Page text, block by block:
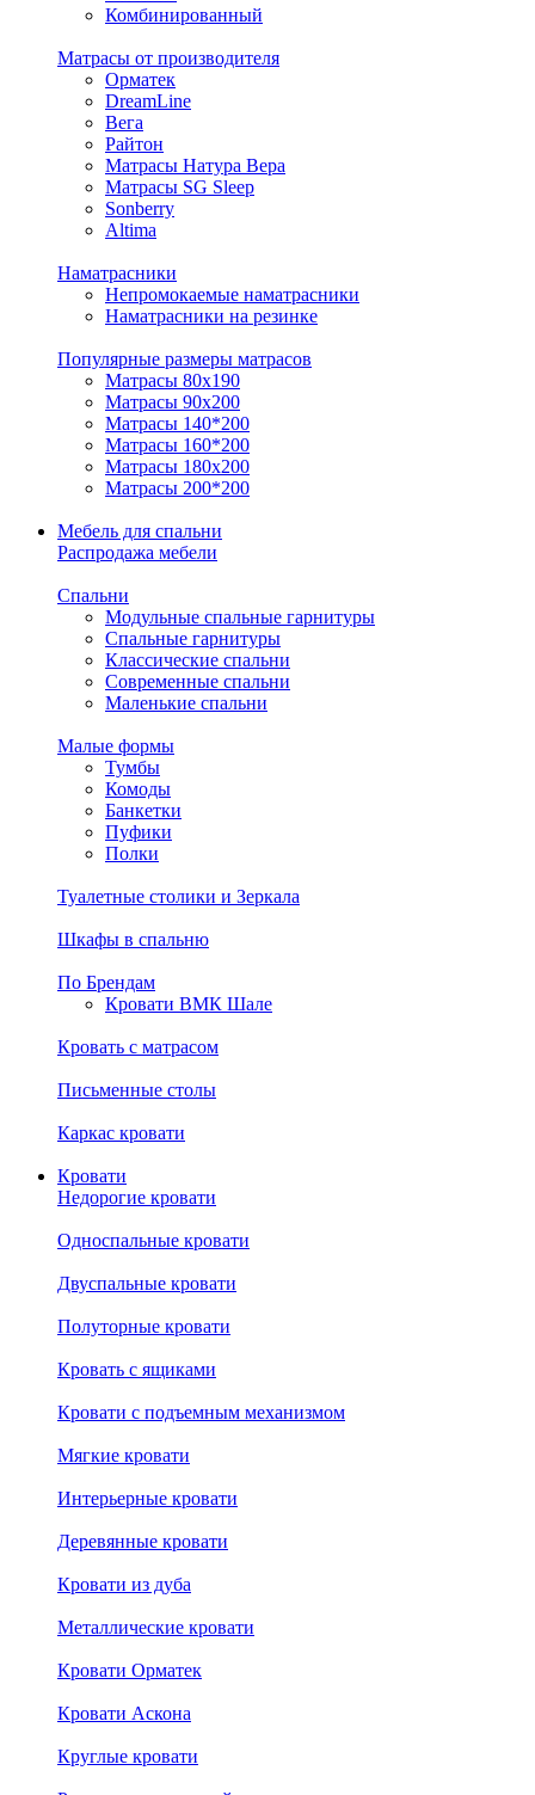
Комбинированный
Матрасы от производителя
Орматек
DreamLine
Вега
Райтон
Матрасы Натура Вера
Матрасы SG Sleep
Sonberry
Altima
Наматрасники
Непромокаемые наматрасники
Наматрасники на резинке
Популярные размеры матрасов
Матрасы 80x190
Матрасы 90x200
Матрасы 140*200
Матрасы 160*200
Матрасы 180x200
Матрасы 200*200
Мебель для спальни
Распродажа мебели
Спальни
Модульные спальные гарнитуры
Спальные гарнитуры
Классические спальни
Современные спальни
Маленькие спальни
Малые формы
Тумбы
Комоды
Банкетки
Пуфики
Полки
Туалетные столики и Зеркала
Шкафы в спальню
По Брендам
Кровати ВМК Шале
Кровать с матрасом
Письменные столы
Каркас кровати
Кровати
Недорогие кровати
Односпальные кровати
Двуспальные кровати
Полуторные кровати
Кровать с ящиками
Кровати с подъемным механизмом
Мягкие кровати
Интерьерные кровати
Деревянные кровати
Кровати из дуба
Металлические кровати
Кровати Орматек
Кровати Аскона
Круглые кровати